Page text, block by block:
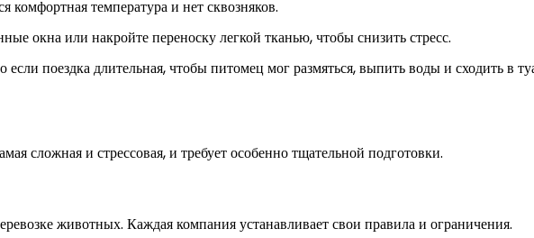
комфортная температура и нет сквозняков.
окна или накройте переноску легкой тканью, чтобы снизить стресс.
если поездка длительная, чтобы питомец мог размяться, выпить воды и сходить в
сложная и стрессовая, и требует особенно тщательной подготовки.
животных. Каждая компания устанавливает свои правила и ограничения.